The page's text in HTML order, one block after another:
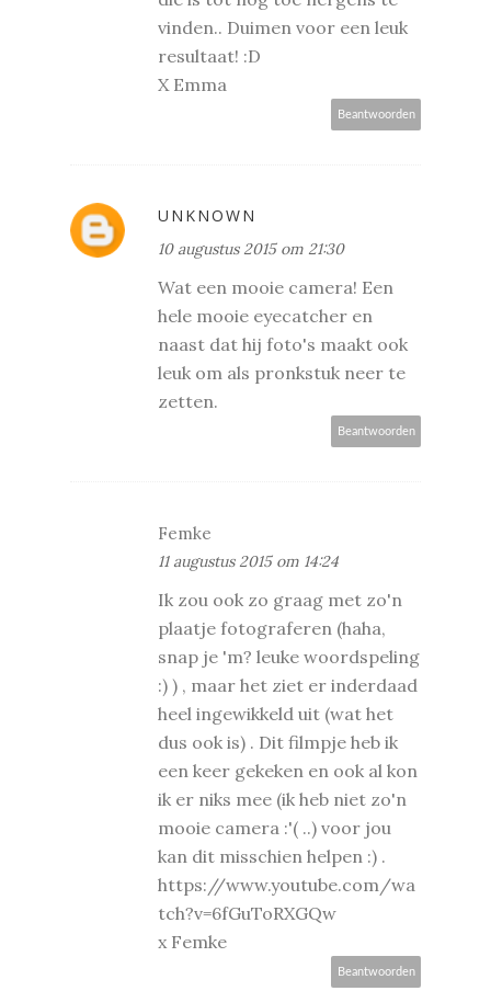
vinden.. Duimen voor een leuk
resultaat! :D
X Emma
Beantwoorden
UNKNOWN
10 augustus 2015 om 21:30
Wat een mooie camera! Een
hele mooie eyecatcher en
naast dat hij foto's maakt ook
leuk om als pronkstuk neer te
zetten.
Beantwoorden
Femke
11 augustus 2015 om 14:24
Ik zou ook zo graag met zo'n
plaatje fotograferen (haha,
snap je 'm? leuke woordspeling
:) ) , maar het ziet er inderdaad
heel ingewikkeld uit (wat het
dus ook is) . Dit filmpje heb ik
een keer gekeken en ook al kon
ik er niks mee (ik heb niet zo'n
mooie camera :'( ..) voor jou
kan dit misschien helpen :) .
https://www.youtube.com/wa
tch?v=6fGuToRXGQw
x Femke
Beantwoorden